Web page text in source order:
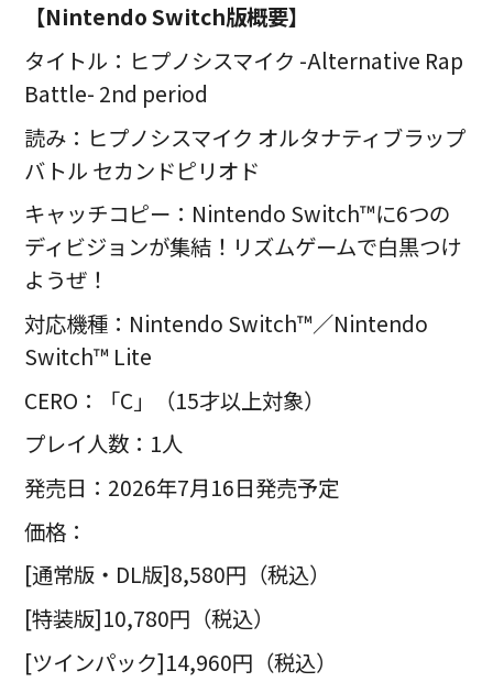
【Nintendo Switch版概要】
タイトル：ヒプノシスマイク -Alternative Rap
Battle- 2nd period
読み：ヒプノシスマイク オルタナティブラップ
バトル セカンドピリオド
キャッチコピー：Nintendo Switch™に6つの
ディビジョンが集結！リズムゲームで白黒つけ
ようぜ！
対応機種：Nintendo Switch™／Nintendo
Switch™ Lite
CERO：「C」（15才以上対象）
プレイ人数：1人
発売日：2026年7月16日発売予定
価格：
[通常版・DL版]8,580円（税込）
[特装版]10,780円（税込）
[ツインパック]14,960円（税込）